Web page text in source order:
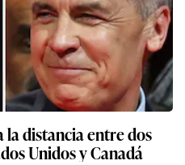
la distancia entre dos
Unidos y Canadá